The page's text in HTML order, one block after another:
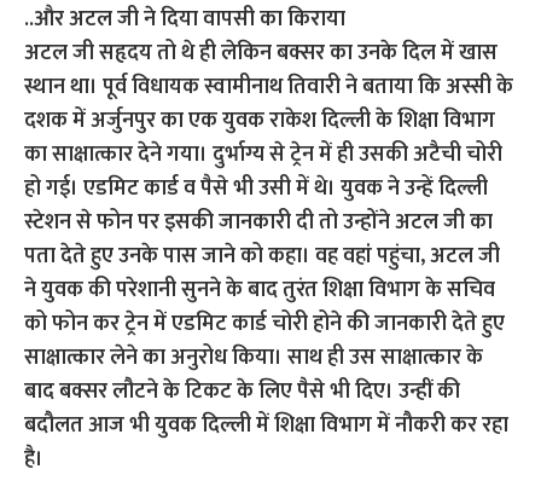
..और अटल जी ने दिया वापसी का किराया
अटल जी सहृदय तो थे ही लेकिन बक्सर का उनके दिल में खास
स्थान था। पूर्व विधायक स्वामीनाथ तिवारी ने बताया कि अस्सी के
दशक में अर्जुनपुर का एक युवक राकेश दिल्ली के शिक्षा विभाग
का साक्षात्कार देने गया। दुर्भाग्य से ट्रेन में ही उसकी अटैची चोरी
हो गई। एडमिट कार्ड व पैसे भी उसी में थे। युवक ने उन्हें दिल्ली
स्टेशन से फोन पर इसकी जानकारी दी तो उन्होंने अटल जी का
पता देते हुए उनके पास जाने को कहा। वह वहां पहुंचा, अटल जी
ने युवक की परेशानी सुनने के बाद तुरंत शिक्षा विभाग के सचिव
को फोन कर ट्रेन में एडमिट कार्ड चोरी होने की जानकारी देते हुए
साक्षात्कार लेने का अनुरोध किया। साथ ही उस साक्षात्कार के
बाद बक्सर लौटने के टिकट के लिए पैसे भी दिए। उन्हीं की
बदौलत आज भी युवक दिल्ली में शिक्षा विभाग में नौकरी कर रहा
है।